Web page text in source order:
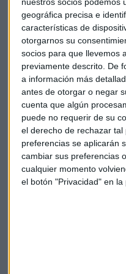
geográfica precisa e
características de
otorgarnos su
socios para que llevemos
previamente descrito. De
a información más
antes de otorgar o negar
cuenta que algún
puede no requerir de su
el derecho de rechazar tal
preferencias se aplicarán
cambiar sus preferencias
cualquier momento
el botón "Privacidad" en
Otros bancos como
emergentes y mira a otros
entidad tratará de
donde los menores
préstamos dudosos, ha
mercado espera más
particulares de Evo por
adelantaba Capital Radio
El resto de bancos se
caso deBankia.
Su